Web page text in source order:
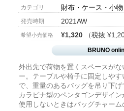
カテゴリ 財布・ケース・小物
発売時期 2021AW
希望小売価格 ¥1,320 （税抜
BRUNO
外出先で荷物を置くスペースが
ー。テーブルや椅子に固定しや
で、重量のあるバッグを吊り下げ
カラビナ型のペンタゴンデザイン
使用しないときはバッグチャーム